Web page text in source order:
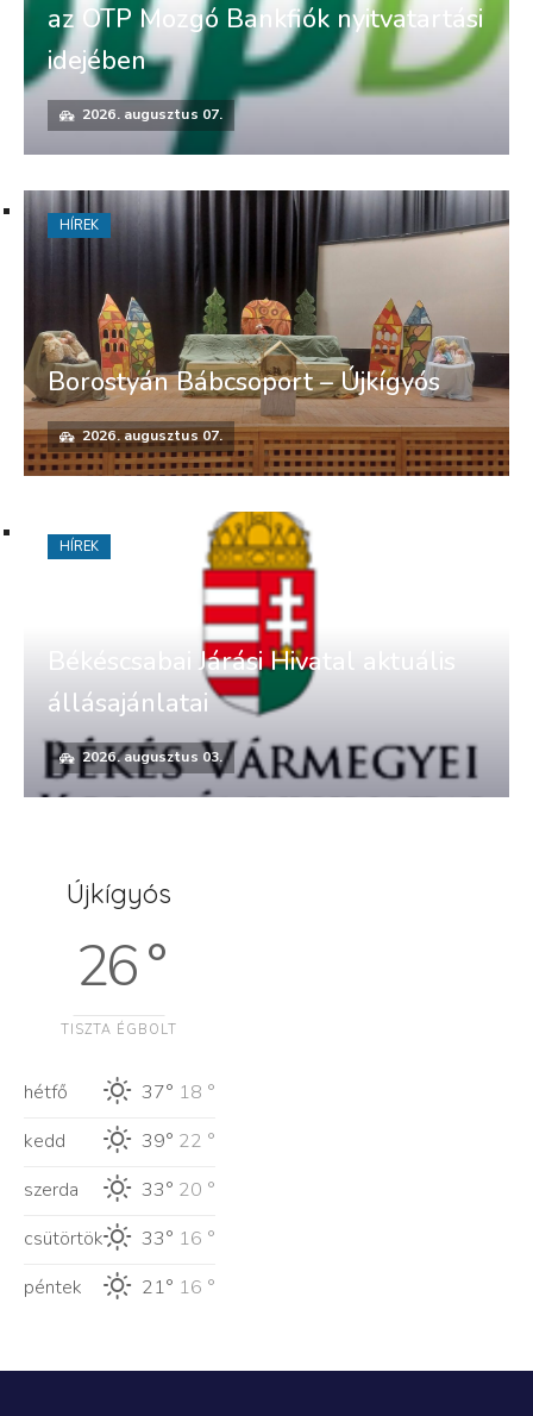
az OTP Mozgó Bankfiók nyitvatartási
idejében
2026. augusztus 07.
Borostyán Bábcsoport – Újkígyós
2026. augusztus 07.
HÍREK
Békéscsabai Járási Hivatal aktuális
állásajánlatai
2026. augusztus 03.
HÍREK
Újkígyós
26 °
TISZTA ÉGBOLT
hétfő 37° 18 °
kedd
39° 22 °
szerda
33° 20 °
csütörtök
33° 16 °
péntek
21° 16 °